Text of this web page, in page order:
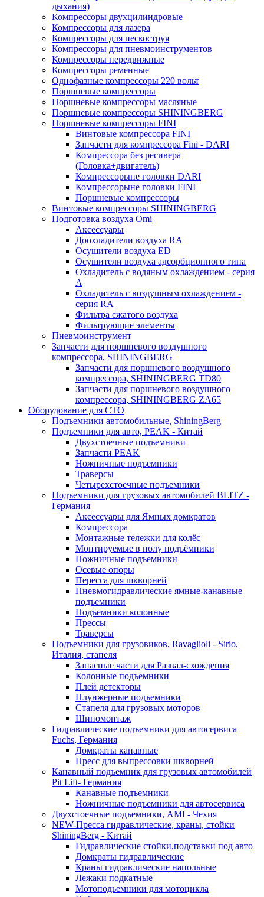
дыхания)
Компрессоры двухцилиндровые
Компрессоры для лазера
Компрессоры для пескоструя
Компрессоры для пневмоинструментов
Компрессоры передвижные
Компрессоры ременные
Однофазные компрессоры 220 вольт
Поршневые компрессоры
Поршневые компрессоры масляные
Поршневые компрессоры SHININGBERG
Поршневые компрессоры FINI
Винтовые компрессора FINI
Запчасти для компрессора Fini - DARI
Компрессора без ресивера
(Головка+двигатель)
Компрессорыне головки DARI
Компрессорыне головки FINI
Поршневые компрессоры
Винтовые компрессоры SHININGBERG
Подготовка воздуха Omi
Аксессуары
Доохладители воздуха RA
Осушители воздуха ED
Осушители воздуха адсорбционного типа
Охладитель с водяным охлаждением - серия
A
Охладитель с воздушным охлаждением -
серия RA
Фильтра сжатого воздуха
Фильтрующие элементы
Пневмоинструмент
Запчасти для поршневого воздушного
компрессора, SHININGBERG
Запчасти для поршневого воздушного
компрессора, SHININGBERG TD80
Запчасти для поршневого воздушного
компрессора, SHININGBERG ZA65
Оборудование для СТО
Подъемники автомобильные, ShiningBerg
Подъемники для авто, PEAK - Китай
Двухстоечные подъемники
Запчасти PEAK
Ножничные подъемники
Траверсы
Четырехстоечные подъемники
Подъемники для грузовых автомобилей BLITZ -
Германия
Аксессуары для Ямных домкратов
Компрессора
Монтажные тележки для колёс
Монтируемые в полу подъёмники
Ножничные подъемники
Осевые опоры
Пересса для шкворней
Пневмогидравлические ямные-канавные
подъемники
Подъемники колонные
Прессы
Траверсы
Подъемники для грузовиков, Ravaglioli - Sirio,
Италия, стапеля
Запасные части для Развал-схождения
Колонные подъемники
Плей детекторы
Плунжерные подъемники
Стапеля для грузовых моторов
Шиномонтаж
Гидравлические подъемники для автосервиса
Fuchs, Германия
Домкраты канавные
Пресс для выпрессовки шкворней
Канавный подъемник для грузовых автомобилей
Pit Lift- Германия
Канавные подъемники
Ножничные подъемники для автосервиса
Двухстоечные подъемники, АМІ - Чехия
NEW-Пресса гидравлические, краны, стойки
ShiningBerg - Китай
Гидравлические стойки,подставки под авто
Домкраты гидравлические
Краны гидравлические напольные
Лежаки подкатные
Мотоподьемники для мотоцикла